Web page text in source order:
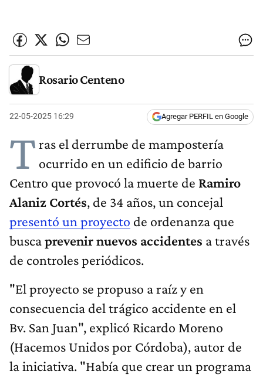
Rosario Centeno
22-05-2025 16:29 Agregar PERFIL en Google
Tras el derrumbe de mampostería
ocurrido en un edificio de barrio
Centro que provocó la muerte de Ramiro
Alaniz Cortés, de 34 años, un concejal
presentó un proyecto de ordenanza que
buscaprevenir nuevos accidentes a través
de controles periódicos.
"El proyecto se propuso a raíz y en
consecuencia del trágico accidente en el
Bv. San Juan", explicó Ricardo Moreno
(Hacemos Unidos por Córdoba), autor de
la iniciativa. "Había que crear un programa